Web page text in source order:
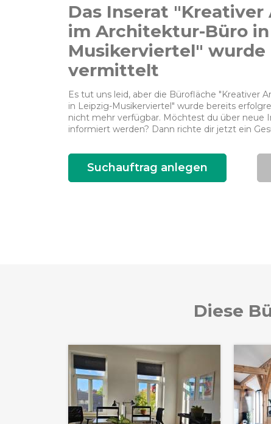
Das Inserat
im Architektur-Büro
Musikerviertel" wurde
vermittelt
Es tut uns leid, aber die Bürofläche "Kreativer
in Leipzig-Musikerviertel" wurde bereits
nicht mehr verfügbar. Möchtest du über neue
informiert werden? Dann richte dir jetzt ein
Suchauftrag anlegen
Diese